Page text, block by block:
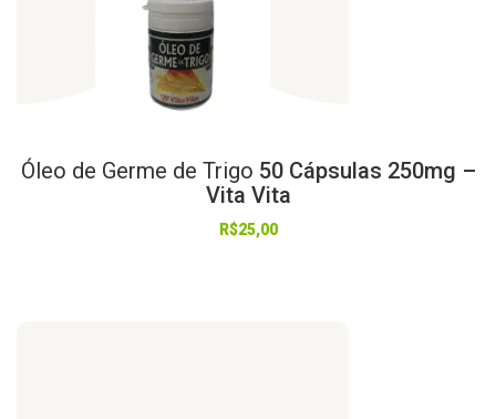
Óleo de Germe de Trigo 50 Cápsulas 250mg –
Vita Vita
R$25,00